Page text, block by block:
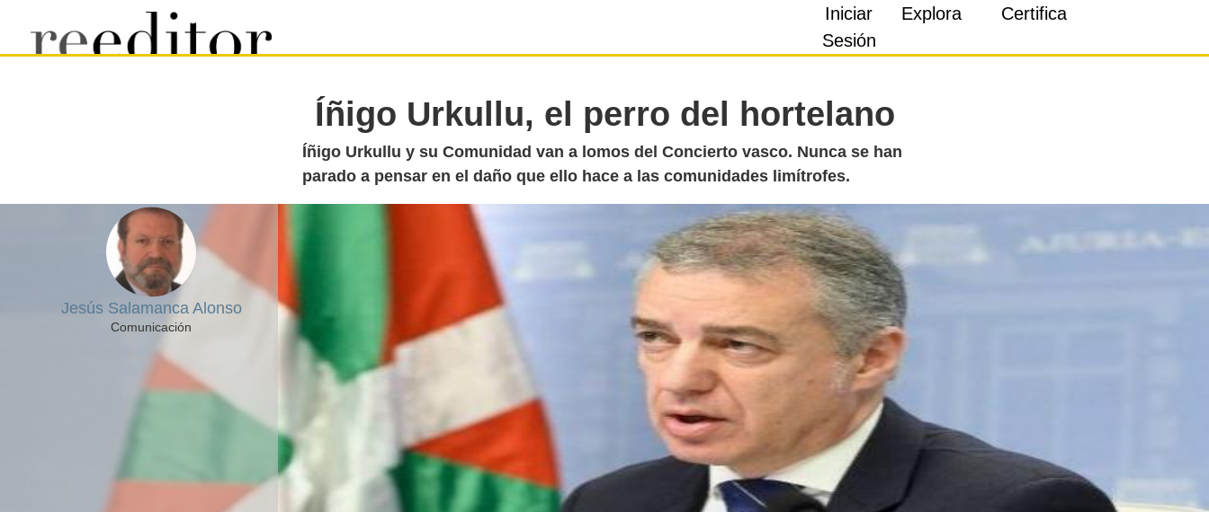
Iniciar
Sesión
Explora Certifica
Jesús Salamanca Alonso
Comunicación
Íñigo Urkullu, el perro del hortelano
Íñigo Urkullu y su Comunidad van a lomos del Concierto vasco. Nunca se han
parado a pensar en el daño que ello hace a las comunidades limítrofes.